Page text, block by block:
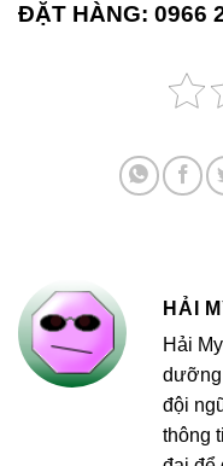
ĐẶT HÀNG: 0966
HẢI
Hải
dưỡng
đội
thông